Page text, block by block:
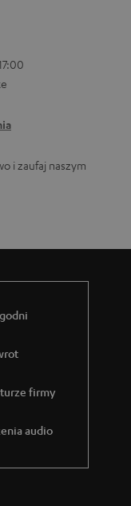
i zaufaj naszym
firmy
audio